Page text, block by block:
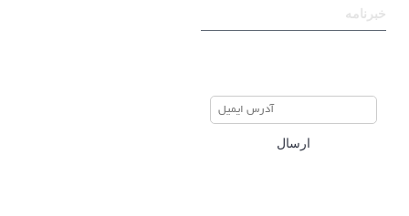
خبرنامه
ارسال